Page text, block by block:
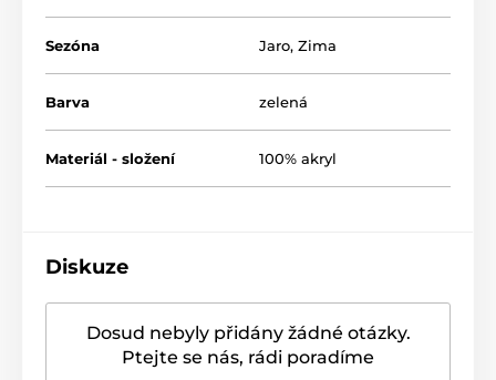
Sezóna Jaro, Zima
Barva zelená
Materiál - složení 100% akryl
Diskuze
Dosud nebyly přidány žádné otázky.
Ptejte se nás, rádi poradíme